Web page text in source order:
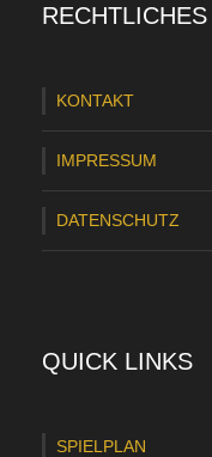
e
r
i
r
e
RECHTLICHES
KONTAKT
IMPRESSUM
DATENSCHUTZ
QUICK LINKS
SPIELPLAN